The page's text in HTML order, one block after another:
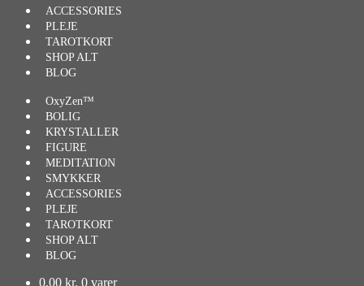
ACCESSORIES
PLEJE
TAROTKORT
SHOP ALT
BLOG
OxyZen™
BOLIG
KRYSTALLER
FIGURE
MEDITATION
SMYKKER
ACCESSORIES
PLEJE
TAROTKORT
SHOP ALT
BLOG
0,00 kr. 0 varer